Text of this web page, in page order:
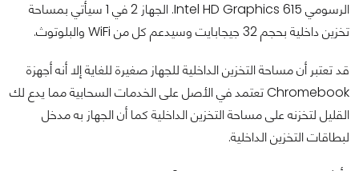
الرسومي Intel HD Graphics 615. الجهاز 2 في 1 سيأتي بمساحة
تخزين داخلية بحجم 32 جيجابايت وسيدعم كل من WiFi والبلوتوث.
قد تعتبر أن مساحة التخزين الداخلية للجهاز صغيرة للغاية إلا أنه أجهزة
Chromebook تعتمد في الأصل على الخدمات السحابية مما يدع لك
القليل لتخزنه على مساحة التخزين الداخلية كما أن الجهاز به مدخل
لبطاقات التخزين الداخلية.